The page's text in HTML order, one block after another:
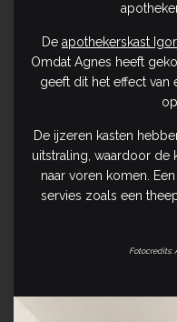
De apothekerskast
Omdat Agnes heeft
geeft dit het effect van
De ijzeren kasten
uitstraling, waardoor de
naar voren komen.
servies zoals een
Fotocredits: